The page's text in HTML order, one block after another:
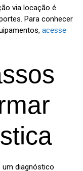
via locação é
Para conhecer
acesse
um diagnóstico